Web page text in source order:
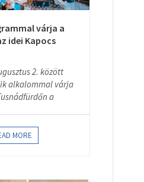
várja a
idei Kapocs
2. között
alkalommal várja
a
MORE